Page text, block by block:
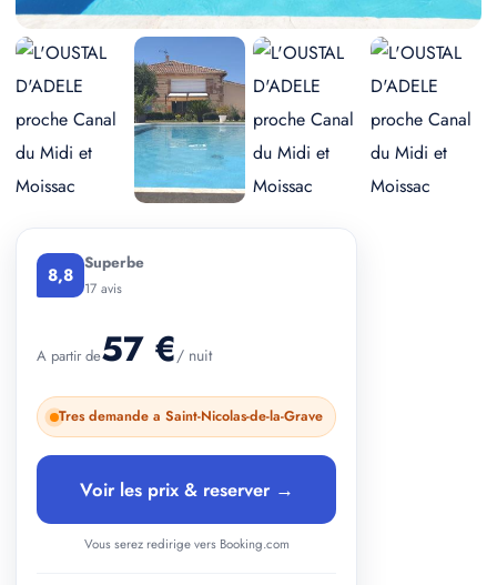
8,8 Superbe
17 avis
A partir de57 €/ nuit
Tres demande a Saint-Nicolas-de-la-Grave
Voir les prix & reserver →
Vous serez redirige vers Booking.com